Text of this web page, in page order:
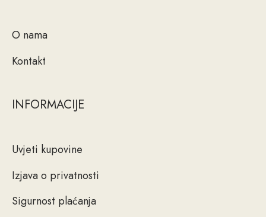
O nama
Kontakt
INFORMACIJE
Uvjeti kupovine
Izjava o privatnosti
Sigurnost plaćanja